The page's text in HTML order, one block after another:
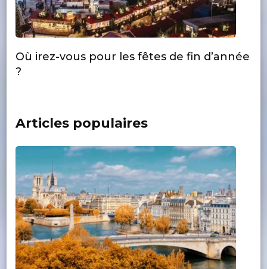
Où irez-vous pour les fêtes de fin d’année
?
Articles populaires